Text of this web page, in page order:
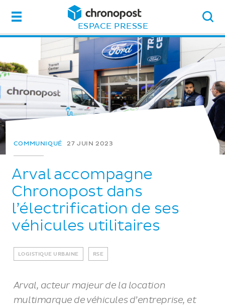
ESPACE PRESSE
Arval accompagne
Chronopost dans
l’électrification de ses
véhicules utilitaires
COMMUNIQUÉ 27 JUIN 2023
LOGISTIQUE URBAINE RSE
Arval, acteur majeur de la location
multimarque de véhicules d’entreprise, et